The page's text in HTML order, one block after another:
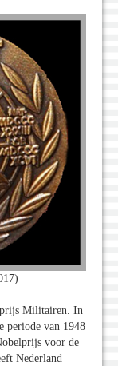
Militairen. In
periode van 1948
voor de
Nederland